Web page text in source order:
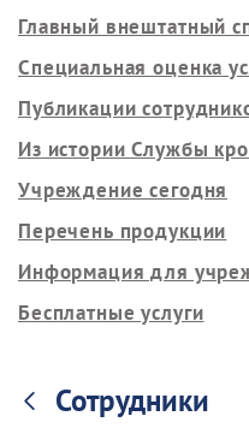
Главный внештатный
Специальная оценка
Публикации
Из истории Службы
Учреждение сегодня
Перечень продукции
Информация для
Бесплатные услуги
Сотрудники